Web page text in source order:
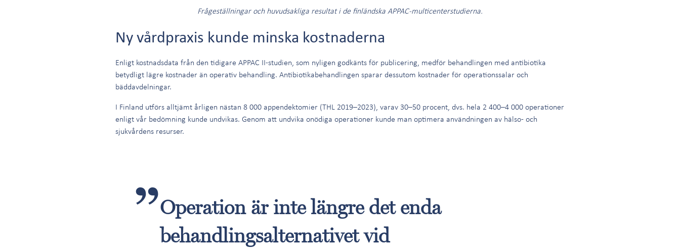
Frågeställningar och huvudsakliga resultat i de finländska APPAC-multicenterstudierna.
Ny vårdpraxis kunde minska kostnaderna
Enligt kostnadsdata från den tidigare APPAC II-studien, som nyligen godkänts för publicering, medför behandlingen med antibiotika
betydligt lägre kostnader än operativ behandling. Antibiotikabehandlingen sparar dessutom kostnader för operationssalar och
bäddavdelningar.
I Finland utförs alltjämt årligen nästan 8 000 appendektomier (THL 2019–2023), varav 30–50 procent, dvs. hela 2 400–4 000 operationer
enligt vår bedömning kunde undvikas. Genom att undvika onödiga operationer kunde man optimera användningen av hälso- och
sjukvårdens resurser.
Operation är inte längre det enda
behandlingsalternativet vid